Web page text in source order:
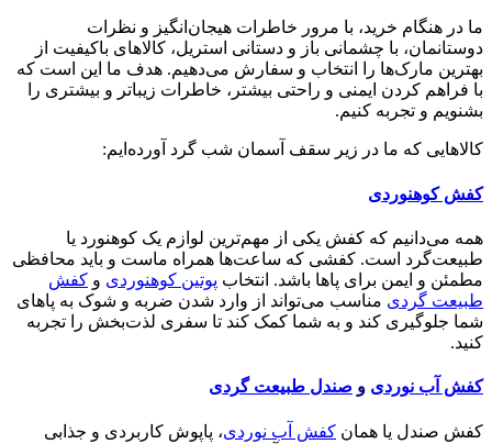
ما در هنگام خرید، با مرور خاطرات هیجان‌انگیز و نظرات
دوستانمان، با چشمانی باز و دستانی استریل، کالاهای باکیفیت از
بهترین مارک‌ها را انتخاب و سفارش می‌دهیم. هدف ما این است که
با فراهم کردن ایمنی و راحتی بیشتر، خاطرات زیباتر و بیشتری را
بشنویم و تجربه کنیم.
کالاهایی که ما در زیر سقف آسمان شب گرد آورده‌ایم:
کفش کوهنوردی
همه می‌دانیم که کفش یکی از مهم‌ترین لوازم یک کوهنورد یا
طبیعت‌گرد است. کفشی که ساعت‌ها همراه ماست و باید محافظی
مطمئن و ایمن برای پاها باشد. انتخاب پوتین کوهنوردی و کفش
طبیعت گردی مناسب می‌تواند از وارد شدن ضربه و شوک به پاهای
شما جلوگیری کند و به شما کمک کند تا سفری لذت‌بخش را تجربه
کنید.
کفش آب نوردی و صندل طبیعت گردی
کفش صندل یا همان کفش آب نوردی، پاپوش کاربردی و جذابی